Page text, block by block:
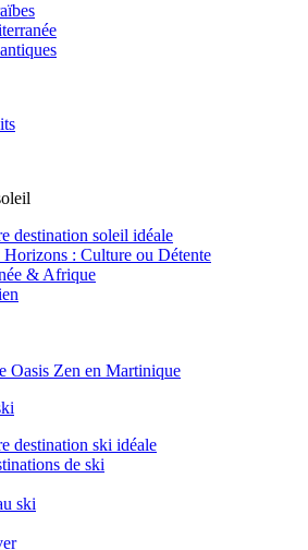
destination soleil idéale
: Culture ou Détente
& Afrique
Oasis Zen en Martinique
destination ski idéale
de ski
ski